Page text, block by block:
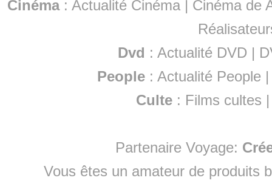
Cinéma: Actualité Cinéma | Cinéma de
Dvd : Actualité DVD |
People :Actualité People
Culte : Films cultes
Partenaire Voyage:
Vous êtes un amateur de produits